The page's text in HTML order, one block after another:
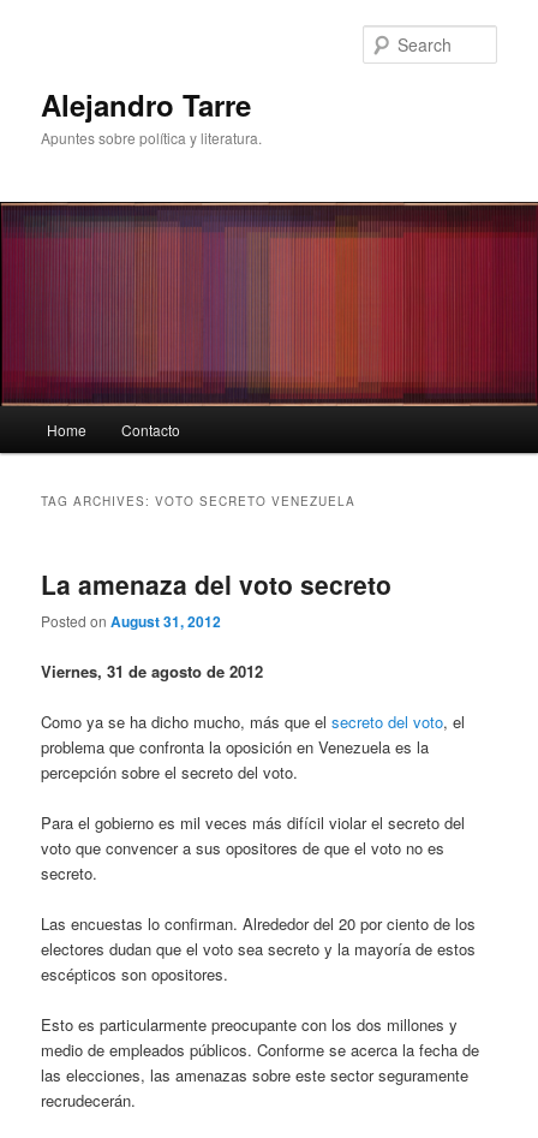
Alejandro Tarre
Apuntes sobre política y literatura.
Home Contacto
TAG ARCHIVES:VOTO SECRETO VENEZUELA
La amenaza del voto secreto
Posted onAugust 31, 2012
Viernes, 31 de agosto de 2012
Como ya se ha dicho mucho, más que elsecreto del voto, el
problema que confronta la oposición en Venezuela es la
percepción sobre el secreto del voto.
Para el gobierno es mil veces más difícil violar el secreto del
voto que convencer a sus opositores de que el voto no es
secreto.
Las encuestas lo confirman. Alrededor del 20 por ciento de los
electores dudan que el voto sea secreto y la mayoría de estos
escépticos son opositores.
Esto es particularmente preocupante con los dos millones y
medio de empleados públicos. Conforme se acerca la fecha de
las elecciones, las amenazas sobre este sector seguramente
recrudecerán.